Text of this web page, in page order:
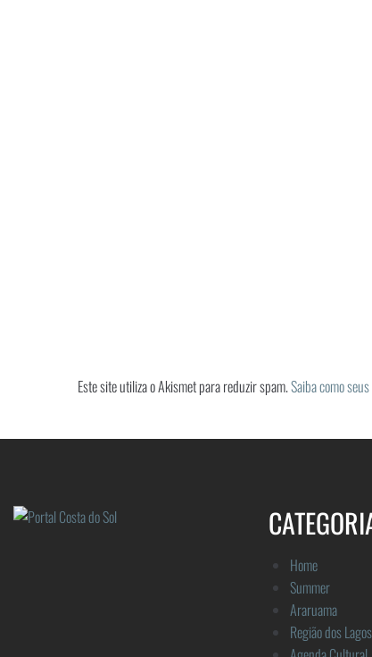
Este site utiliza o Akismet para reduzir spam.Saiba como
Home
Summer
Araruama
Região dos Lagos